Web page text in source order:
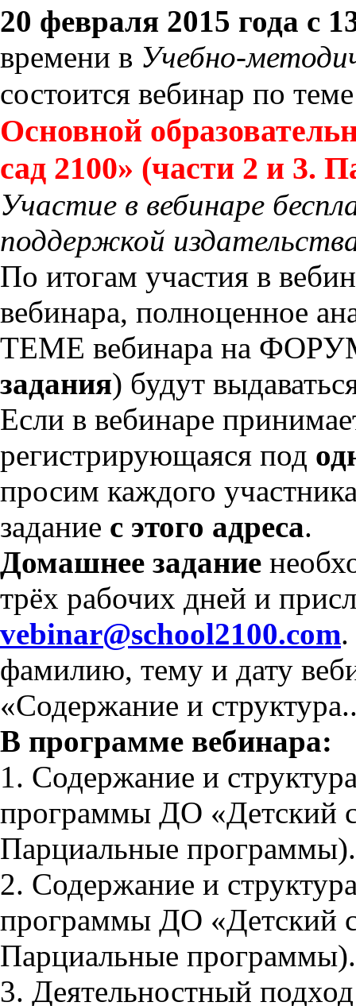
20 февраля 2015 года с
времени в Учебно-
состоится вебинар по
Основной
сад 2100» (части 2 и 3.
Участие в вебинаре
поддержкой
По итогам участия в
вебинара, полноценное
ТЕМЕ вебинара на
задания) будут
Если в вебинаре
регистрирующаяся под
просим каждого
задание с этого адреса.
Домашнее задание
трёх рабочих дней и
vebinar@school2100.com
фамилию, тему и дату
«Содержание и
В программе вебинара:
1. Содержание и
программы ДО «Детский
Парциальные программы).
2. Содержание и
программы ДО «Детский
Парциальные программы).
3. Деятельностный